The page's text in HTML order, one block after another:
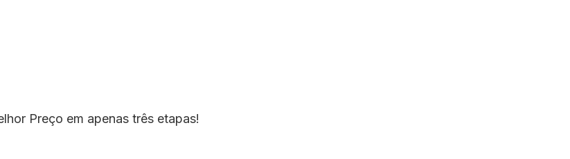
Preço em apenas três etapas!